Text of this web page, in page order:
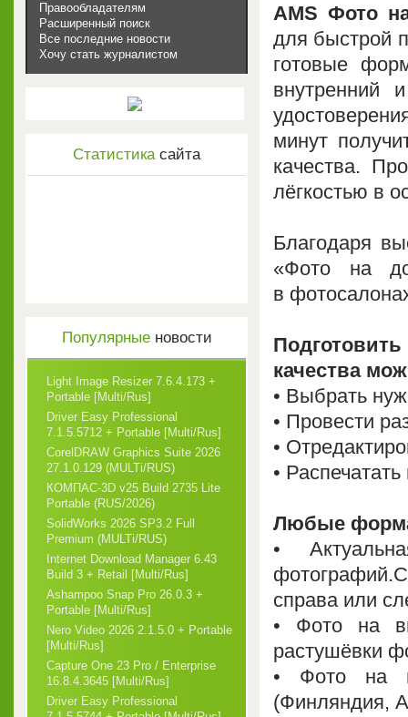
AMS Фото
для быстрой
готовые
внутренний
минут
качества.
лёгкостью в
Благодаря
«Фото на
в
качества
• Выбрать
• Провести
•
•
Любые
•
справа или
• Фото на
растушёвки
• Фото на
(Финляндия,
Правообладателям
Расширенный поиск
Все последние новости
Хочу стать журналистом
Статистикасайта
Популярныеновости
Light Image Resizer 7.6.4.173 +
Portable [Multi/Rus]
Driver Easy Professional
7.1.5.5712 + Portable [Multi/Rus]
CorelDRAW Graphics Suite 2026
27.1.0.129 (MULTi/RUS)
КОМПАС-3D v25 Build 2735 Lite
Portable (RUS/2026)
SolidWorks 2026 SP3.2 Full
Premium (MULTi/RUS)
Internet Download Manager 6.43
Build 3 + Retail [Multi/Rus]
Ashampoo Snap Pro 26.0.3 +
Portable [Multi/Rus]
Nero Video 2026 2.1.5.0 + Portable
[Multi/Rus]
Capture One 23 Pro / Enterprise
16.8.4.3645 [Multi/Rus]
Driver Easy Professional